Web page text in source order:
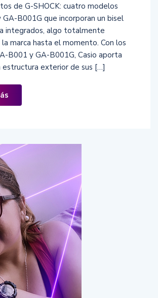
de G-SHOCK: cuatro modelos
B001G que incorporan un bisel
integrados, algo totalmente
marca hasta el momento. Con los
B001 y GA-B001G, Casio aporta
estructura exterior de sus […]